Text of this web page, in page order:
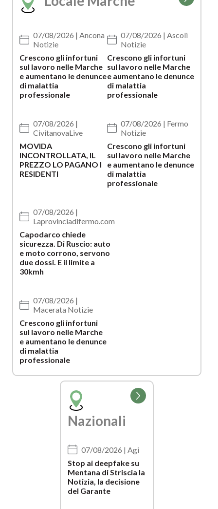
alla
07/08/2026 | Ancona
Notizie
Crescono gli infortuni
sul lavoro nelle Marche
e aumentano le denunce
di malattia
professionale
07/08/2026 | Ascoli
Notizie
Crescono gli infortuni
sul lavoro nelle Marche
e aumentano le denunce
di malattia
professionale
07/08/2026 |
CivitanovaLive
MOVIDA
INCONTROLLATA, IL
PREZZO LO PAGANO I
RESIDENTI
07/08/2026 | Fermo
Notizie
Crescono gli infortuni
sul lavoro nelle Marche
e aumentano le denunce
di malattia
professionale
07/08/2026 |
Laprovinciadifermo.com
Capodarco chiede
sicurezza. Di Ruscio: auto
e moto corrono, servono
due dossi. E il limite a
30kmh
07/08/2026 |
Macerata Notizie
Crescono gli infortuni
sul lavoro nelle Marche
e aumentano le denunce
di malattia
professionale
Nazionali
Vai
07/08/2026 | Agi
Stop ai deepfake su
Mentana di Striscia la
Notizia, la decisione
del Garante
Sport
Viaggi